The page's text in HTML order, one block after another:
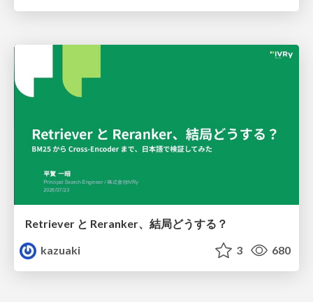
Retriever と Reranker、結局どうする？
kazuaki
3 680